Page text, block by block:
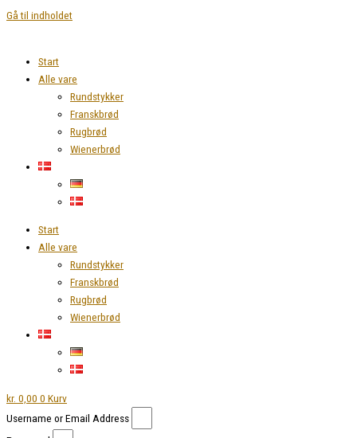
Gå til indholdet
Start
Alle vare
Rundstykker
Franskbrød
Rugbrød
Wienerbrød
Start
Alle vare
Rundstykker
Franskbrød
Rugbrød
Wienerbrød
kr. 0,00 0 Kurv
Username or Email Address